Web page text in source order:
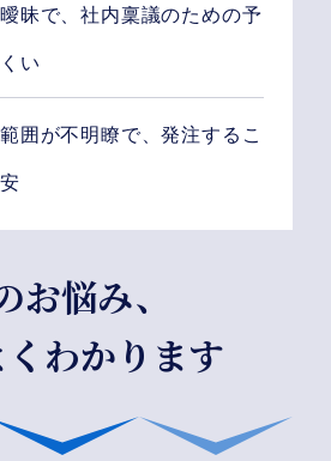
昧で、社内稟議のための予
い
囲が不明瞭で、発注するこ
お悩み、
わかります